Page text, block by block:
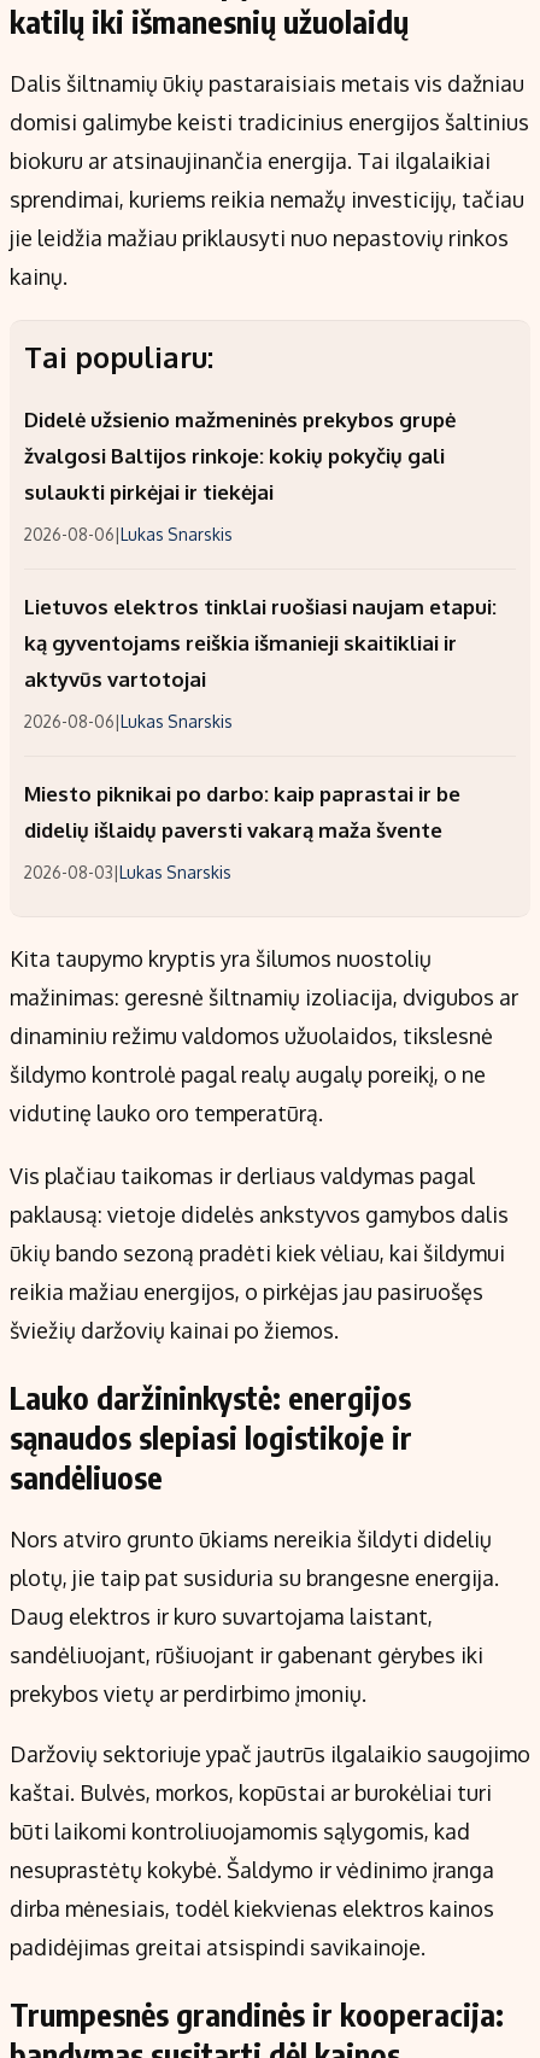
katilų iki išmanesnių užuolaidų
Dalis šiltnamių ūkių pastaraisiais metais vis dažniau
domisi galimybe keisti tradicinius energijos šaltinius
biokuru ar atsinaujinančia energija. Tai ilgalaikiai
sprendimai, kuriems reikia nemažų investicijų, tačiau
jie leidžia mažiau priklausyti nuo nepastovių rinkos
kainų.
Tai populiaru:
Didelė užsienio mažmeninės prekybos grupė
žvalgosi Baltijos rinkoje: kokių pokyčių gali
sulaukti pirkėjai ir tiekėjai
2026-08-06|Lukas Snarskis
Lietuvos elektros tinklai ruošiasi naujam etapui:
ką gyventojams reiškia išmanieji skaitikliai ir
aktyvūs vartotojai
2026-08-06|Lukas Snarskis
Miesto piknikai po darbo: kaip paprastai ir be
didelių išlaidų paversti vakarą maža švente
2026-08-03|Lukas Snarskis
Kita taupymo kryptis yra šilumos nuostolių
mažinimas: geresnė šiltnamių izoliacija, dvigubos ar
dinaminiu režimu valdomos užuolaidos, tikslesnė
šildymo kontrolė pagal realų augalų poreikį, o ne
vidutinę lauko oro temperatūrą.
Vis plačiau taikomas ir derliaus valdymas pagal
paklausą: vietoje didelės ankstyvos gamybos dalis
ūkių bando sezoną pradėti kiek vėliau, kai šildymui
reikia mažiau energijos, o pirkėjas jau pasiruošęs
šviežių daržovių kainai po žiemos.
Lauko daržininkystė: energijos
sąnaudos slepiasi logistikoje ir
sandėliuose
Nors atviro grunto ūkiams nereikia šildyti didelių
plotų, jie taip pat susiduria su brangesne energija.
Daug elektros ir kuro suvartojama laistant,
sandėliuojant, rūšiuojant ir gabenant gėrybes iki
prekybos vietų ar perdirbimo įmonių.
Daržovių sektoriuje ypač jautrūs ilgalaikio saugojimo
kaštai. Bulvės, morkos, kopūstai ar burokėliai turi
būti laikomi kontroliuojamomis sąlygomis, kad
nesuprastėtų kokybė. Šaldymo ir vėdinimo įranga
dirba mėnesiais, todėl kiekvienas elektros kainos
padidėjimas greitai atsispindi savikainoje.
Trumpesnės grandinės ir kooperacija: